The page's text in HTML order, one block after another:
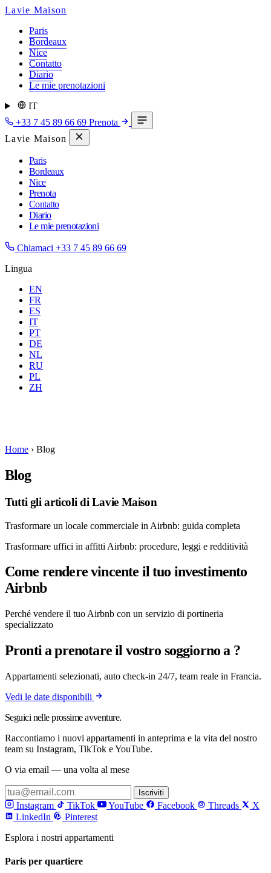
Lavie Maison
Paris
Bordeaux
Nice
Contatto
Diario
Le mie prenotazioni
IT
+33 7 45 89 66 69 Prenota
Lavie Maison
Paris
Bordeaux
Nice
Prenota
Contatto
Diario
Le mie prenotazioni
Chiamaci +33 7 45 89 66 69
Lingua
EN
FR
ES
IT
PT
DE
NL
RU
PL
ZH
Dove Tutte
Home › Blog
Blog
Tutti gli articoli di Lavie Maison
Trasformare un locale commerciale in Airbnb: guida completa
Trasformare uffici in affitti Airbnb: procedure, leggi e redditività
Come rendere vincente il tuo investimento
Airbnb
Perché vendere il tuo Airbnb con un servizio di portineria
specializzato
Pronti a prenotare il vostro soggiorno a ?
Appartamenti selezionati, auto check-in 24/7, team reale in Francia.
Vedi le date disponibili
Seguici nelle prossime avventure.
Raccontiamo i nuovi appartamenti in anteprima e la vita del nostro
team su Instagram, TikTok e YouTube.
O via email — una volta al mese
Iscriviti
Instagram TikTok YouTube Facebook Threads
X
LinkedIn
Pinterest
Esplora i nostri appartamenti
Paris per quartiere